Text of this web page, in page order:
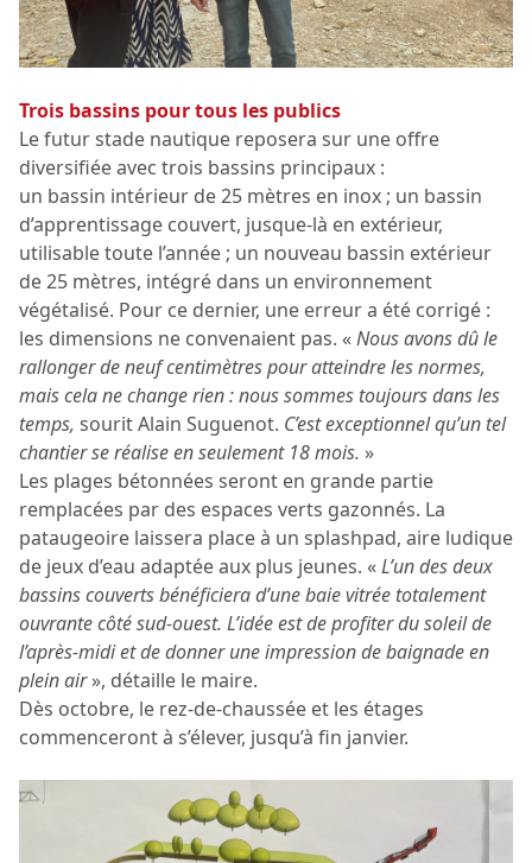
Trois bassins pour tous les publics
Le futur stade nautique reposera sur une offre
diversifiée avec trois bassins principaux :
un bassin intérieur de 25 mètres en inox ; un bassin
d’apprentissage couvert, jusque-là en extérieur,
utilisable toute l’année ; un nouveau bassin extérieur
de 25 mètres, intégré dans un environnement
végétalisé. Pour ce dernier, une erreur a été corrigé :
les dimensions ne convenaient pas. «Nous avons dû le
rallonger de neuf centimètres pour atteindre les normes,
mais cela ne change rien : nous sommes toujours dans les
temps, sourit Alain Suguenot. C’est exceptionnel qu’un tel
chantier se réalise en seulement 18 mois. »
Les plages bétonnées seront en grande partie
remplacées par des espaces verts gazonnés. La
pataugeoire laissera place à un splashpad, aire ludique
de jeux d’eau adaptée aux plus jeunes. «L’un des deux
bassins couverts bénéficiera d’une baie vitrée totalement
ouvrante côté sud-ouest. L’idée est de profiter du soleil de
l’après-midi et de donner une impression de baignade en
plein air», détaille le maire.
Dès octobre, le rez-de-chaussée et les étages
commenceront à s’élever, jusqu’à fin janvier.